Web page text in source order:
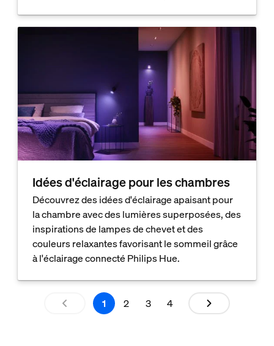
Idées d'éclairage pour les chambres
Découvrez des idées d'éclairage apaisant pour
la chambre avec des lumières superposées, des
inspirations de lampes de chevet et des
couleurs relaxantes favorisant le sommeil grâce
à l'éclairage connecté Philips Hue.
1 2 3 4